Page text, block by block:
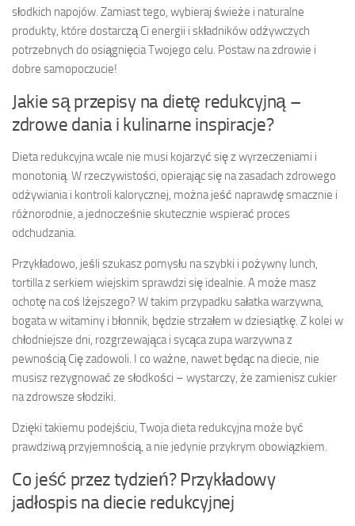
słodkich napojów. Zamiast tego, wybieraj świeże i naturalne
produkty, które dostarczą Ci energii i składników odżywczych
potrzebnych do osiągnięcia Twojego celu. Postaw na zdrowie i
dobre samopoczucie!
Jakie są przepisy na dietę redukcyjną –
zdrowe dania i kulinarne inspiracje?
Dieta redukcyjna wcale nie musi kojarzyć się z wyrzeczeniami i
monotonią. W rzeczywistości, opierając się na zasadach zdrowego
odżywiania i kontroli kalorycznej, można jeść naprawdę smacznie i
różnorodnie, a jednocześnie skutecznie wspierać proces
odchudzania.
Przykładowo, jeśli szukasz pomysłu na szybki i pożywny lunch,
tortilla z serkiem wiejskim sprawdzi się idealnie. A może masz
ochotę na coś lżejszego? W takim przypadku sałatka warzywna,
bogata w witaminy i błonnik, będzie strzałem w dziesiątkę. Z kolei w
chłodniejsze dni, rozgrzewająca i sycąca zupa warzywna z
pewnością Cię zadowoli. I co ważne, nawet będąc na diecie, nie
musisz rezygnować ze słodkości – wystarczy, że zamienisz cukier
na zdrowsze słodziki.
Dzięki takiemu podejściu, Twoja dieta redukcyjna może być
prawdziwą przyjemnością, a nie jedynie przykrym obowiązkiem.
Co jeść przez tydzień? Przykładowy
jadłospis na diecie redukcyjnej